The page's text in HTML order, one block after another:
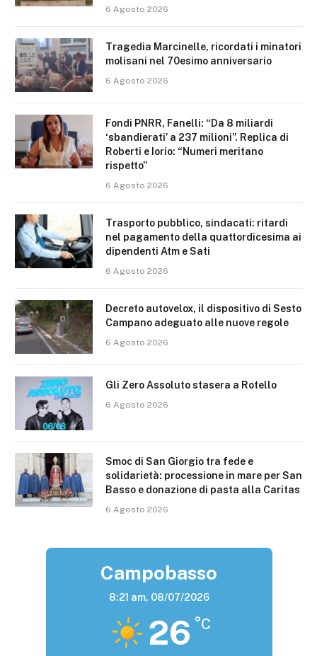
6 Agosto 2026
Tragedia Marcinelle, ricordati i minatori
molisani nel 70esimo anniversario
6 Agosto 2026
Fondi PNRR, Fanelli: “Da 8 miliardi
‘sbandierati’ a 237 milioni”. Replica di
Roberti e Iorio: “Numeri meritano
rispetto”
6 Agosto 2026
Trasporto pubblico, sindacati: ritardi
nel pagamento della quattordicesima ai
dipendenti Atm e Sati
6 Agosto 2026
Decreto autovelox, il dispositivo di Sesto
Campano adeguato alle nuove regole
6 Agosto 2026
Gli Zero Assoluto stasera a Rotello
6 Agosto 2026
Smoc di San Giorgio tra fede e
solidarietà: processione in mare per San
Basso e donazione di pasta alla Caritas
6 Agosto 2026
Campobasso
8:21 am, 08/07/2026
26 °C